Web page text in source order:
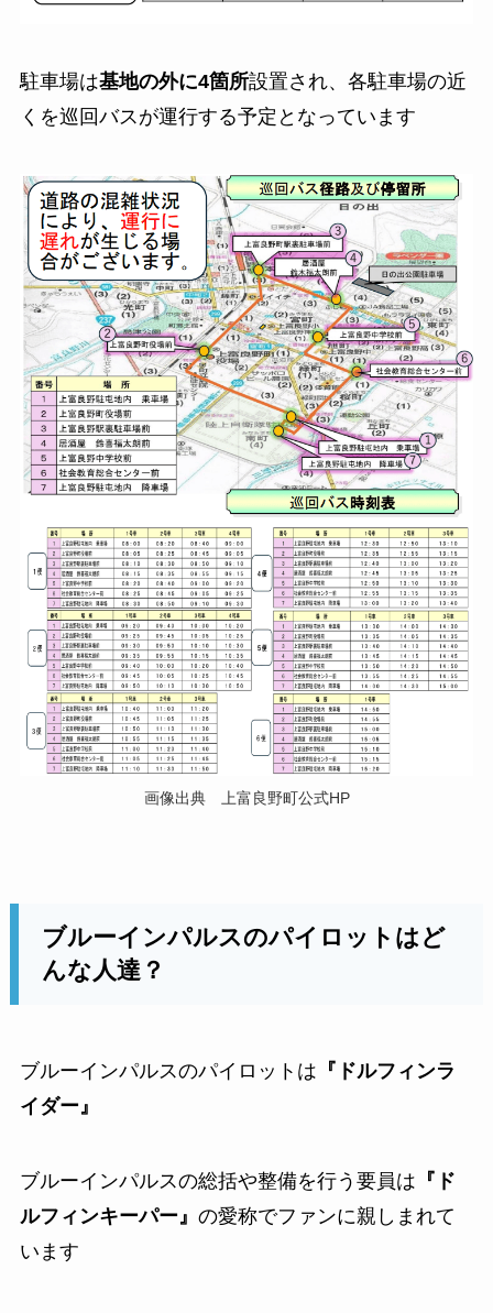
駐車場は基地の外に4箇所設置され、各駐車場の近
くを巡回バスが運行する予定となっています
画像出典 上富良野町公式HP
ブルーインパルスのパイロットはど
んな人達？
ブルーインパルスのパイロットは 『ドルフィンラ
イダー』
ブルーインパルスの総括や整備を行う要員は 『ド
ルフィンキーパー』 の愛称でファンに親しまれて
います